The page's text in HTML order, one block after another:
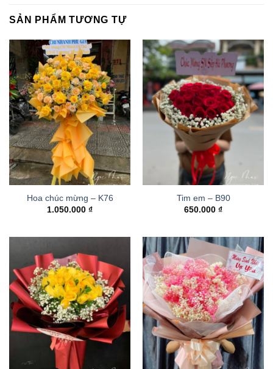
SẢN PHẨM TƯƠNG TỰ
Hoa chúc mừng – K76
1.050.000 ₫
Tim em – B90
650.000 ₫